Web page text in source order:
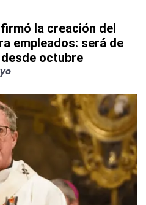
la creación del
empleados: será de
octubre